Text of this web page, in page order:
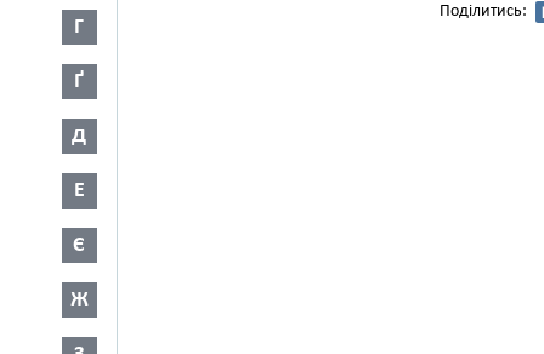
Г
Ґ
Д
Е
Є
Ж
Поділитись: